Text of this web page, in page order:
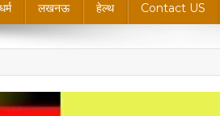
धर्म लखनऊ हेल्थ Contact US